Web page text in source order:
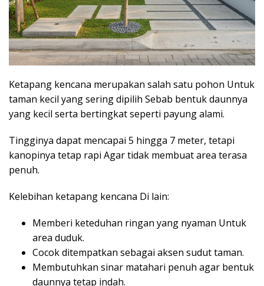
Ketapang kencana merupakan salah satu pohon Untuk
taman kecil​ yang sering dipilih Sebab bentuk daunnya
yang kecil serta bertingkat seperti payung alami.
Tingginya dapat mencapai 5 hingga 7 meter, tetapi
kanopinya tetap rapi Agar tidak membuat area terasa
penuh.
Kelebihan ketapang kencana Di lain:
Memberi keteduhan ringan yang nyaman Untuk
area duduk.
Cocok ditempatkan sebagai aksen sudut taman.
Membutuhkan sinar matahari penuh agar bentuk
daunnya tetap indah.